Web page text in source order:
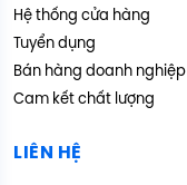
Hệ thống cửa hàng
Tuyển dụng
Bán hàng doanh nghiệp
Cam kết chất lượng
LIÊN HỆ